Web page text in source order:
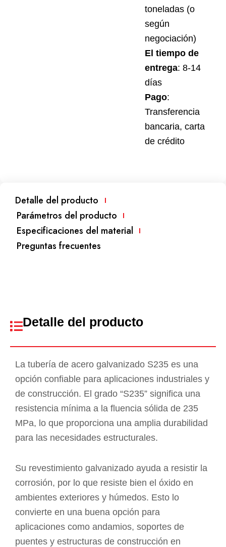
toneladas (o
según
negociación)
El tiempo de
entrega: 8-14
días
Pago:
Transferencia
bancaria, carta
de crédito
Detalle del producto
Parámetros del producto
Especificaciones del material
Preguntas frecuentes
Detalle del producto
La tubería de acero galvanizado S235 es una
opción confiable para aplicaciones industriales y
de construcción. El grado “S235” significa una
resistencia mínima a la fluencia sólida de 235
MPa, lo que proporciona una amplia durabilidad
para las necesidades estructurales.
Su revestimiento galvanizado ayuda a resistir la
corrosión, por lo que resiste bien el óxido en
ambientes exteriores y húmedos. Esto lo
convierte en una buena opción para
aplicaciones como andamios, soportes de
puentes y estructuras de construcción en